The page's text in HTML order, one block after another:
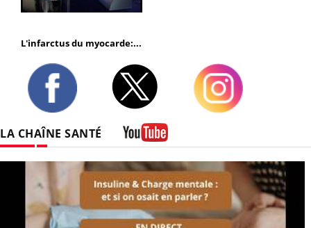
L'infarctus du myocarde:...
LA CHAÎNE SANTÉ